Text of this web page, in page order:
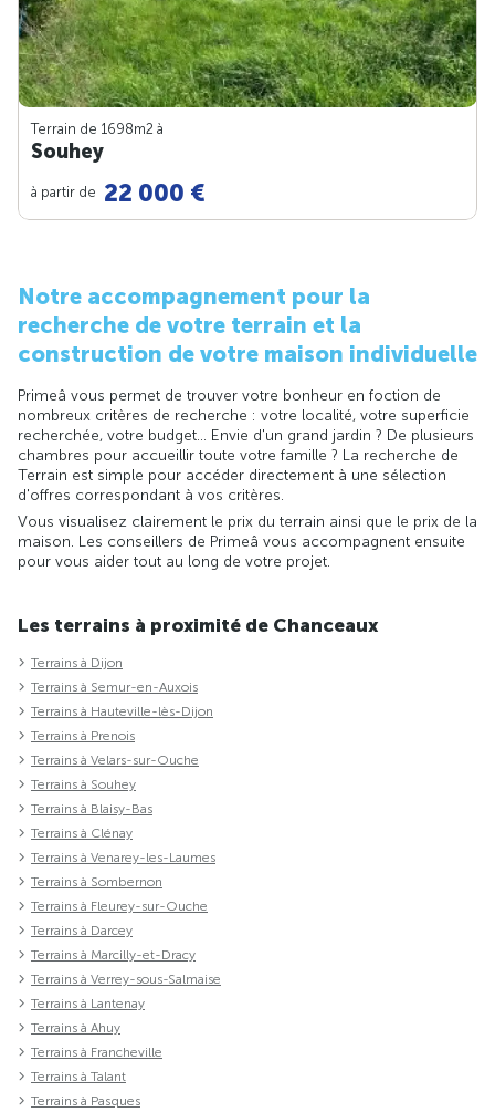
Terrain de 1698m2 à
Souhey
à partir de 22 000 €
Notre accompagnement pour la
recherche de votre terrain et la
construction de votre maison individuelle
Primeâ vous permet de trouver votre bonheur en foction de
nombreux critères de recherche : votre localité, votre superficie
recherchée, votre budget... Envie d'un grand jardin ? De plusieurs
chambres pour accueillir toute votre famille ? La recherche de
Terrain est simple pour accéder directement à une sélection
d'offres correspondant à vos critères.
Vous visualisez clairement le prix du terrain ainsi que le prix de la
maison. Les conseillers de Primeâ vous accompagnent ensuite
pour vous aider tout au long de votre projet.
Les terrains à proximité de Chanceaux
Terrains à Dijon
Terrains à Semur-en-Auxois
Terrains à Hauteville-lès-Dijon
Terrains à Prenois
Terrains à Velars-sur-Ouche
Terrains à Souhey
Terrains à Blaisy-Bas
Terrains à Clénay
Terrains à Venarey-les-Laumes
Terrains à Sombernon
Terrains à Fleurey-sur-Ouche
Terrains à Darcey
Terrains à Marcilly-et-Dracy
Terrains à Verrey-sous-Salmaise
Terrains à Lantenay
Terrains à Ahuy
Terrains à Francheville
Terrains à Talant
Terrains à Pasques